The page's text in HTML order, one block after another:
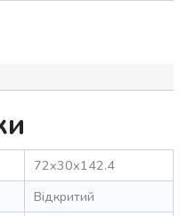
72x30x142.4
Відкритий